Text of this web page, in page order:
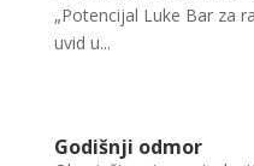
„Potencijal Luke Bar za
uvid u...
Godišnji odmor